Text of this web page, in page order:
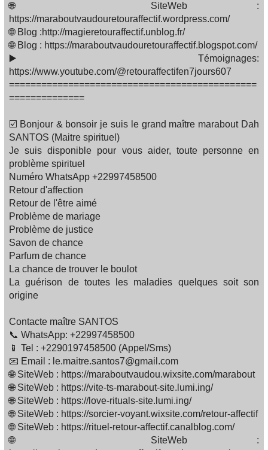
🌐 SiteWeb :
https://maraboutvaudouretouraffectif.wordpress.com/
🌐 Blog :http://magieretouraffectif.unblog.fr/
🌐 Blog : https://maraboutvaudouretouraffectif.blogspot.com/
▶️ Témoignages:
https://www.youtube.com/@retouraffectifen7jours607
==============================================
==============
☑️ Bonjour & bonsoir je suis le grand maître marabout Dah
SANTOS (Maitre spirituel)
Je suis disponible pour vous aider, toute personne en
problème spirituel
Numéro WhatsApp +22997458500
Retour d'affection
Retour de l'être aimé
Problème de mariage
Problème de justice
Savon de chance
Parfum de chance
La chance de trouver le boulot
La guérison de toutes les maladies quelques soit son
origine
Contacte maître SANTOS
📞 WhatsApp: +22997458500
📱 Tel : +2290197458500 (Appel/Sms)
📧 Email : le.maitre.santos7@gmail.com
🌐 SiteWeb : https://maraboutvaudou.wixsite.com/marabout
🌐 SiteWeb : https://vite-ts-marabout-site.lumi.ing/
🌐 SiteWeb : https://love-rituals-site.lumi.ing/
🌐 SiteWeb : https://sorcier-voyant.wixsite.com/retour-affectif
🌐 SiteWeb : https://rituel-retour-affectif.canalblog.com/
🌐 SiteWeb :